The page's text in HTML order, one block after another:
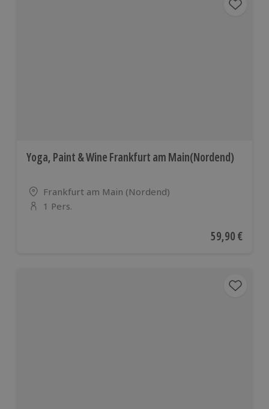
Yoga, Paint & Wine Frankfurt am Main(Nordend)
Standort
Frankfurt am Main (Nordend)
Anzahl der Teilnehmer
1 Pers.
Aktueller
59,90 €